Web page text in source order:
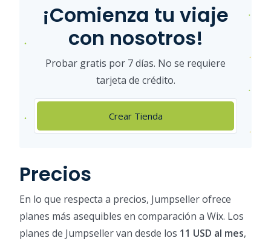
¡Comienza tu viaje
con nosotros!
Probar gratis por 7 días. No se requiere
tarjeta de crédito.
Crear Tienda
Precios
En lo que respecta a precios, Jumpseller ofrece
planes más asequibles en comparación a Wix. Los
planes de Jumpseller van desde los 11 USD al mes,